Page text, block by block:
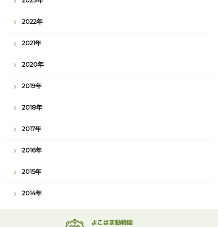
2022年
2021年
2020年
2019年
2018年
2017年
2016年
2015年
2014年